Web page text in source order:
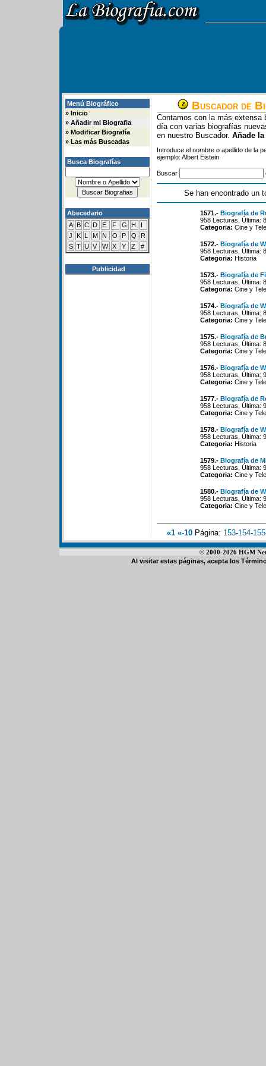
Menú Biográfico
» Inicio
» Añadir mi Biografia
» Modificar Biografía
» Las más Buscadas
Busca Biografías
Abecedario
A B C D E F G H
I
J
K L M N O P Q
R
S T U V W X Y Z #
Publicidad
Buscador de
Contamos con la más extensa
día con varias biografías
en nuestro Buscador. Añade
Introduce el nombre o apellido de la
ejemplo: Albert Eistein
Buscar
Se han encontrado un
1571.- Biografía de
958 Lecturas, Última:
Categoria: Cine y
1572.- Biografía de
958 Lecturas, Última:
Categoria: Historia
1573.- Biografía de
958 Lecturas, Última:
Categoria: Cine y
1574.- Biografía de
958 Lecturas, Última:
Categoria: Cine y
1575.- Biografía de
958 Lecturas, Última:
Categoria: Cine y
1576.- Biografía de
958 Lecturas, Última:
Categoria: Cine y
1577.- Biografía de
958 Lecturas, Última:
Categoria: Cine y
1578.- Biografía de
958 Lecturas, Última:
Categoria: Historia
1579.- Biografía de
958 Lecturas, Última:
Categoria: Cine y
1580.- Biografía de
958 Lecturas, Última:
Categoria: Cine y
«1 «-10 Página: 153-154-155
© 2000-2026 HGM
Al visitar estas páginas, acepta los